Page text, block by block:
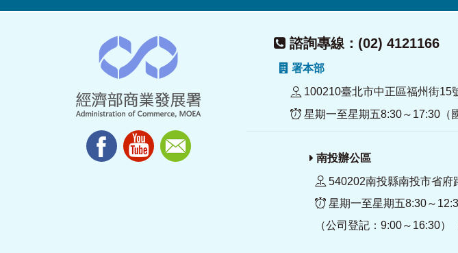
諮詢專線：(02) 4121166
署本部
100210臺北市中正區福州街15
星期一至星期五8:30～17:30（
南投辦公區
540202南投縣南投市省府
星期一至星期五8:30～
（公司登記：9:00～16:30）